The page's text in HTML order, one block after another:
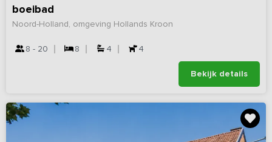
boeibad
Noord-Holland, omgeving Hollands Kroon
8 - 20 8 4 4
Bekijk details